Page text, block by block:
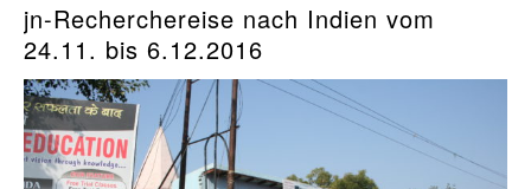
jn-Recherchereise nach Indien vom
24.11. bis 6.12.2016